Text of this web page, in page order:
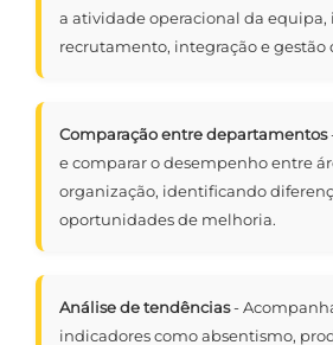
a atividade operacional da
recrutamento, integração e gestão
Comparação entre departamentos
e comparar o desempenho entre
organização, identificando
oportunidades de melhoria.
Análise de tendências-
indicadores como absentismo,